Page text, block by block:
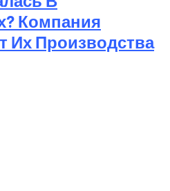
Компания
Их Производства